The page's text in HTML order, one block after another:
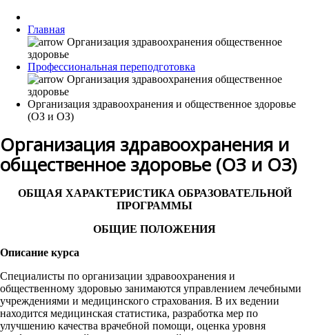
Главная
Профессиональная переподготовка
Организация здравоохранения и общественное здоровье
(ОЗ и ОЗ)
Организация здравоохранения и
общественное здоровье (ОЗ и ОЗ)
ОБЩАЯ ХАРАКТЕРИСТИКА ОБРАЗОВАТЕЛЬНОЙ
ПРОГРАММЫ
ОБЩИЕ ПОЛОЖЕНИЯ
Описание курса
Специалисты по организации здравоохранения и
общественному здоровью занимаются управлением лечебными
учреждениями и медицинского страхования. В их ведении
находится медицинская статистика, разработка мер по
улучшению качества врачебной помощи, оценка уровня